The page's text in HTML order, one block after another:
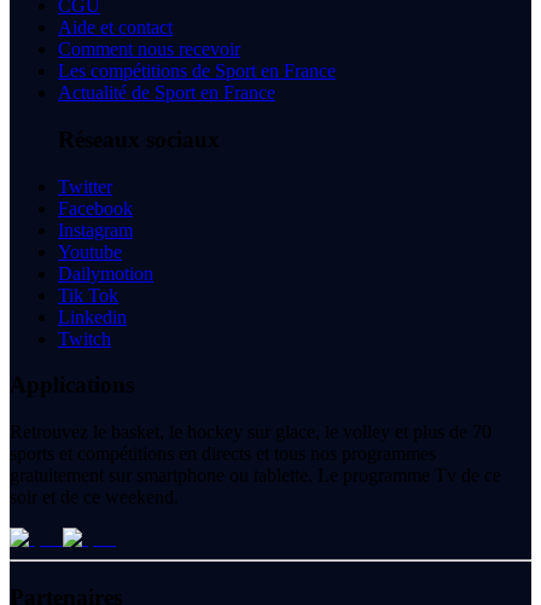
CGU
Aide et contact
Comment nous recevoir
Les compétitions de Sport en France
Actualité de Sport en France
Réseaux sociaux
Twitter
Facebook
Instagram
Youtube
Dailymotion
Tik Tok
Linkedin
Twitch
Applications
Retrouvez le basket, le hockey sur glace, le volley et plus de 70
sports et compétitions en directs et tous nos programmes
gratuitement sur smartphone ou tablette. Le programme Tv de ce
soir et de ce weekend.
Partenaires